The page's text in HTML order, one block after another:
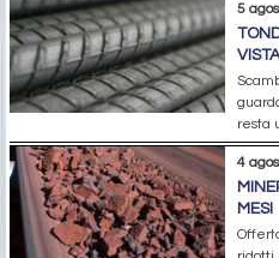
5
resta
4
MESI